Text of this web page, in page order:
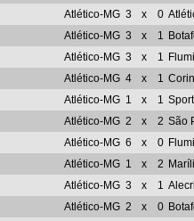
Atlético-MG 3 x 0
Atlético-MG 3 x 1
Atlético-MG 3 x 1
Atlético-MG 4 x 1
Atlético-MG 1 x 1 Sport
Atlético-MG 2 x 2 São
Atlético-MG 6 x 0
Atlético-MG 1 x 2
Atlético-MG 3 x 1
Atlético-MG 2 x 0